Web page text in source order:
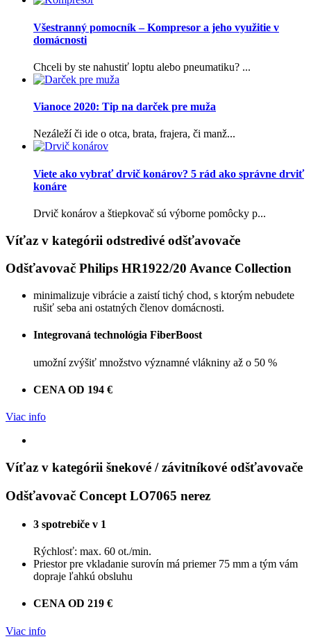
Všestranný pomocník – Kompresor a jeho využitie v
domácnosti
Chceli by ste nahustiť loptu alebo pneumatiku? ...
Vianoce 2020: Tip na darček pre muža
Nezáleží či ide o otca, brata, frajera, či manž...
Viete ako vybrať drvič konárov? 5 rád ako správne drviť
konáre
Drvič konárov a štiepkovač sú výborne pomôcky p...
Víťaz v kategórii odstredivé odšťavovače
Odšťavovač Philips HR1922/20 Avance Collection
minimalizuje vibrácie a zaistí tichý chod, s ktorým nebudete
rušiť seba ani ostatných členov domácnosti.
Integrovaná technológia FiberBoost
umožní zvýšiť množstvo významné vlákniny až o 50 %
CENA OD 194 €
Viac info
Víťaz v kategórii šnekové / závitníkové odšťavovače
Odšťavovač Concept LO7065 nerez
3 spotrebiče v 1
Rýchlosť: max. 60 ot./min.
Priestor pre vkladanie surovín má priemer 75 mm a tým vám
dopraje ľahkú obsluhu
CENA OD 219 €
Viac info